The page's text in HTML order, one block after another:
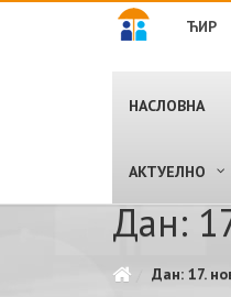
ЋИР
НАСЛОВНА
AКТУЕЛНО
Дан:
Дан: 17.